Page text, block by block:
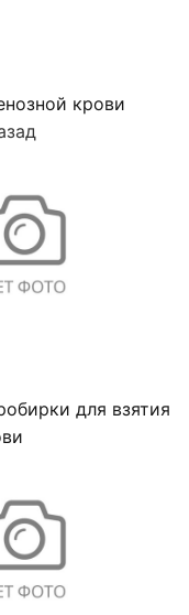
крови
для взятия